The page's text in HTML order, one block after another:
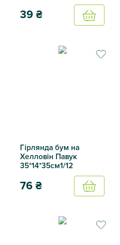
39₴
Купить
Гірлянда бум на
Хелловін Павук
35*14*35см1/12
76₴
Купить